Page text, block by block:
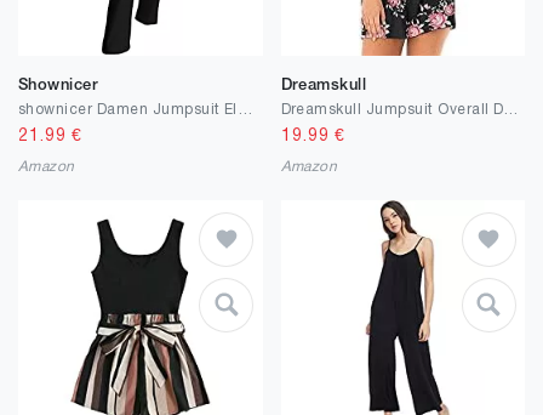
Shownicer
21.99 €
Amazon
Dreamskull
19.99 €
Amazon